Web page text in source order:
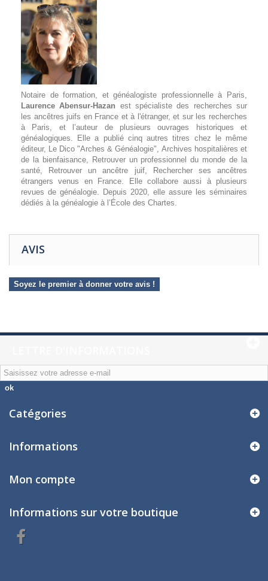
Notaire de formation, et généalogiste professionnelle à Paris,
Laurence Abensur-Hazan est spécialiste des recherches sur
les ancêtres juifs en France et à l'étranger, et sur les recherches
à Paris, et l’auteur de plusieurs ouvrages historiques et
généalogiques. Elle a publié cinq autres titres chez le même
éditeur, Le Dico "Arches & Généalogie", Archives hospitalières et
de la bienfaisance, Retrouver un professionnel du monde de la
santé, Retrouver un ancêtre juif, Rechercher ses ancêtres
étrangers venus en France. Elle collabore aussi à plusieurs
revues de généalogie. Depuis 2020, elle assure les séminaires
dédiés à la généalogie à l’École des Chartes.
AVIS
Soyez le premier à donner votre avis !
ok
Catégories
Informations
Mon compte
Informations sur votre boutique